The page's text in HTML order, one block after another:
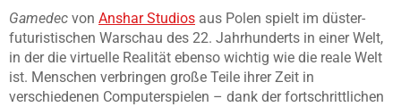
Gamedec von Anshar Studios aus Polen spielt im düster-
futuristischen Warschau des 22. Jahrhunderts in einer Welt,
in der die virtuelle Realität ebenso wichtig wie die reale Welt
ist. Menschen verbringen große Teile ihrer Zeit in
verschiedenen Computerspielen – dank der fortschrittlichen